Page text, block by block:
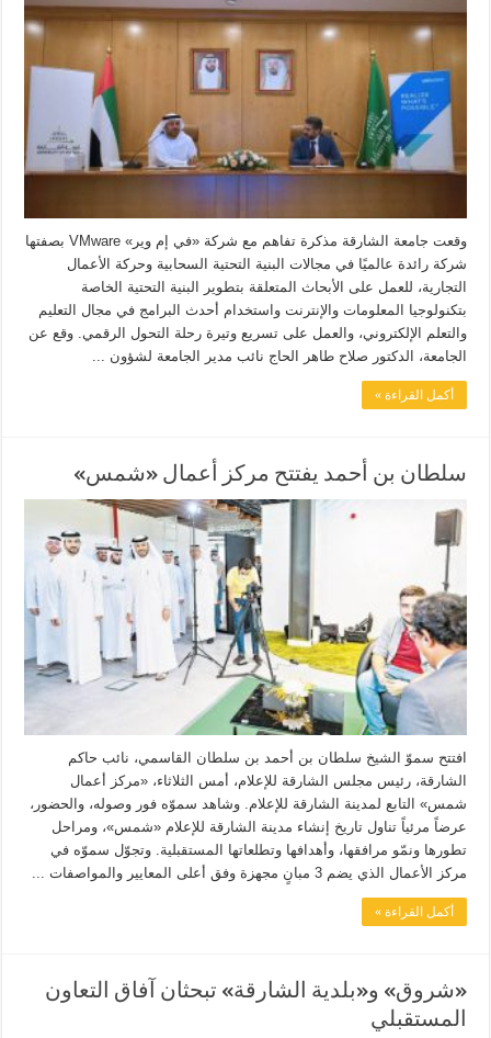
وقعت جامعة الشارقة مذكرة تفاهم مع شركة «في إم وير» VMware بصفتها
شركة رائدة عالميًا في مجالات البنية التحتية السحابية وحركة الأعمال
التجارية، للعمل على الأبحاث المتعلقة بتطوير البنية التحتية الخاصة
بتكنولوجيا المعلومات والإنترنت واستخدام أحدث البرامج في مجال التعليم
والتعلم الإلكتروني، والعمل على تسريع وتيرة رحلة التحول الرقمي. وقع عن
الجامعة، الدكتور صلاح طاهر الحاج نائب مدير الجامعة لشؤون ...
أكمل القراءة »
سلطان بن أحمد يفتتح مركز أعمال «شمس»
افتتح سموّ الشيخ سلطان بن أحمد بن سلطان القاسمي، نائب حاكم
الشارقة، رئيس مجلس الشارقة للإعلام، أمس الثلاثاء، «مركز أعمال
شمس» التابع لمدينة الشارقة للإعلام. وشاهد سموّه فور وصوله، والحضور،
عرضاً مرئياً تناول تاريخ إنشاء مدينة الشارقة للإعلام «شمس»، ومراحل
تطورها ونمّو مرافقها، وأهدافها وتطلعاتها المستقبلية. وتجوّل سموّه في
مركز الأعمال الذي يضم 3 مبانٍ مجهزة وفق أعلى المعايير والمواصفات ...
أكمل القراءة »
«شروق» و«بلدية الشارقة» تبحثان آفاق التعاون
المستقبلي